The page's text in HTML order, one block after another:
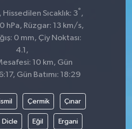
Sıcaklık: 3° ,
hPa, Rüzgar: 13 km/s,
0 mm, Çiy Noktası:
4.1,
10 km, Gün
Gün Batımı: 18:29
Çermik Çınar
Dicle Eğil Ergani